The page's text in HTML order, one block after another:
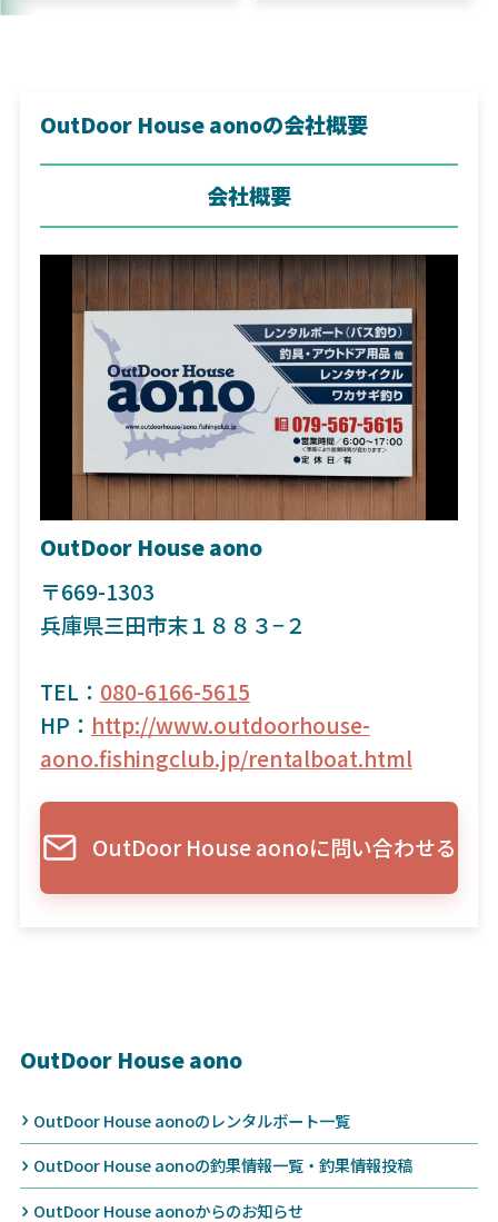
OutDoor House aonoの会社概要
会社概要
OutDoor House aono
〒669-1303
兵庫県三田市末１８８３−２
TEL： 080-6166-5615
HP： http://www.outdoorhouse-
aono.fishingclub.jp/rentalboat.html
OutDoor House aonoに問い合わせる
OutDoor House aono
OutDoor House aonoのレンタルボート一覧
OutDoor House aonoの釣果情報一覧・釣果情報投稿
OutDoor House aonoからのお知らせ